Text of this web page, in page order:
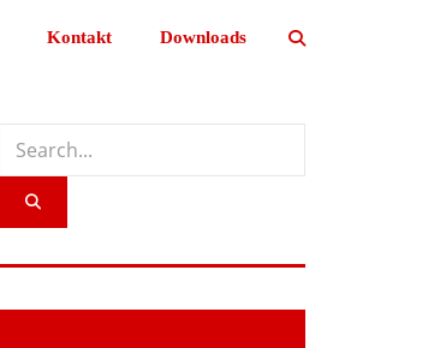
Kontakt Downloads